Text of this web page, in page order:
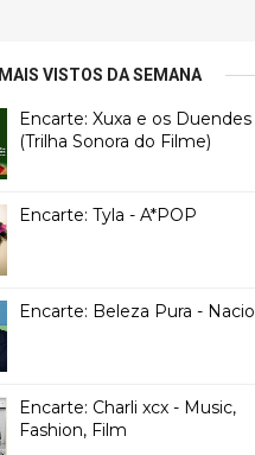
MAIS VISTOS DA SEMANA
Encarte: Xuxa e os Duendes
(Trilha Sonora do Filme)
Encarte: Tyla - A*POP
Encarte: Beleza Pura -
Encarte: Charli xcx - Music,
Fashion, Film